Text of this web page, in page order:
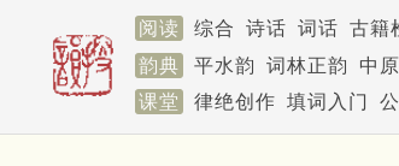
阅读 综合 诗话 词话 古籍
韵典
平水韵 词林正韵 中
课堂
律绝创作 填词入门